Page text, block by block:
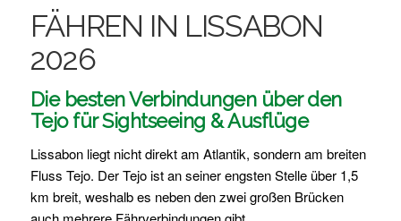
FÄHREN IN LISSABON
2026
Die besten Verbindungen über den
Tejo für Sightseeing & Ausflüge
Lissabon liegt nicht direkt am Atlantik, sondern am breiten
Fluss Tejo. Der Tejo ist an seiner engsten Stelle über 1,5
km breit, weshalb es neben den zwei großen Brücken